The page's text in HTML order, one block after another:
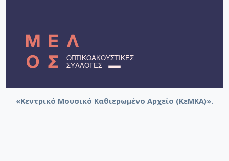
«Κεντρικό Μουσικό Καθιερωμένο Αρχείο (ΚεΜΚΑ)».